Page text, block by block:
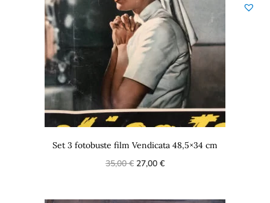
Set 3 fotobuste film Vendicata 48,5×34 cm
35,00€ 27,00 €